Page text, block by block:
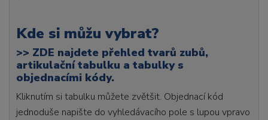
Kde si můžu vybrat?
>> ZDE najdete přehled tvarů zubů,
artikulační tabulku a tabulky s
objednacími kódy.
Kliknutím si tabulku můžete zvětšit. Objednací kód
jednoduše napište do vyhledávacího pole s lupou vpravo